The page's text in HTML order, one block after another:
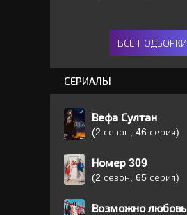
ВСЕ ПОДБОРКИ
СЕРИАЛЫ
Вефа Султан
(2 сезон, 46 серия)
Номер 309
(2 сезон, 65 серия)
Возможно любовь